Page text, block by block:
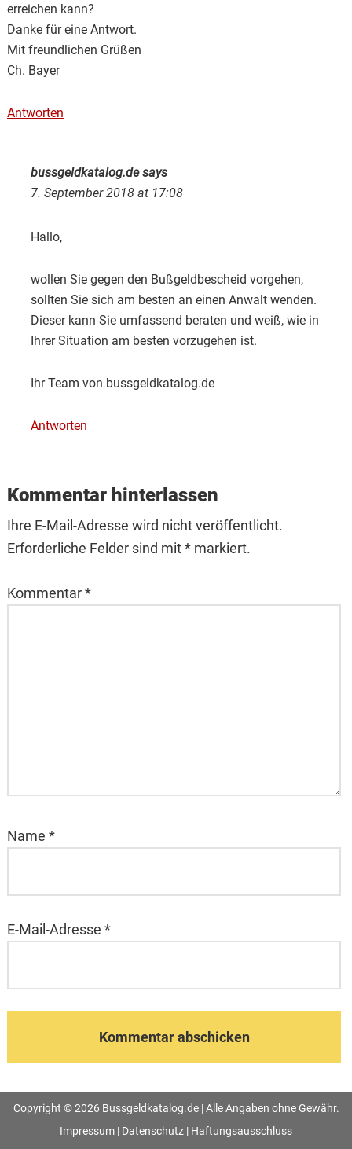
erreichen kann?
Danke für eine Antwort.
Mit freundlichen Grüßen
Ch. Bayer
Antworten
bussgeldkatalog.desays
7. September 2018 at 17:08
Hallo,
wollen Sie gegen den Bußgeldbescheid vorgehen,
sollten Sie sich am besten an einen Anwalt wenden.
Dieser kann Sie umfassend beraten und weiß, wie in
Ihrer Situation am besten vorzugehen ist.
Ihr Team von bussgeldkatalog.de
Antworten
Kommentar hinterlassen
Ihre E-Mail-Adresse wird nicht veröffentlicht.
Erforderliche Felder sind mit * markiert.
Kommentar*
Name *
E-Mail-Adresse *
Copyright © 2026 Bussgeldkatalog.de | Alle Angaben ohne Gewähr.
Impressum | Datenschutz | Haftungsausschluss